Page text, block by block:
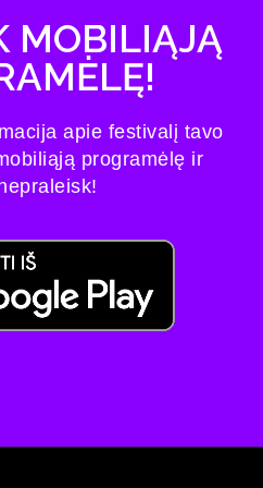
MOBILIĄJĄ
apie festivalį tavo
programėlę ir